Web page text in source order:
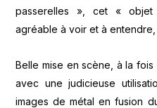
passerelles », cet «
agréable à voir et à
Belle mise en scène, à la
avec une judicieuse
images de métal en fusion